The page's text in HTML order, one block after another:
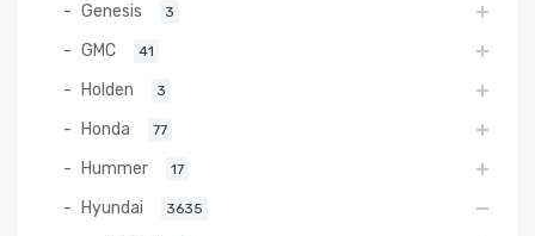
Genesis 3
GMC 41
Holden 3
Honda 77
Hummer 17
Hyundai 3635